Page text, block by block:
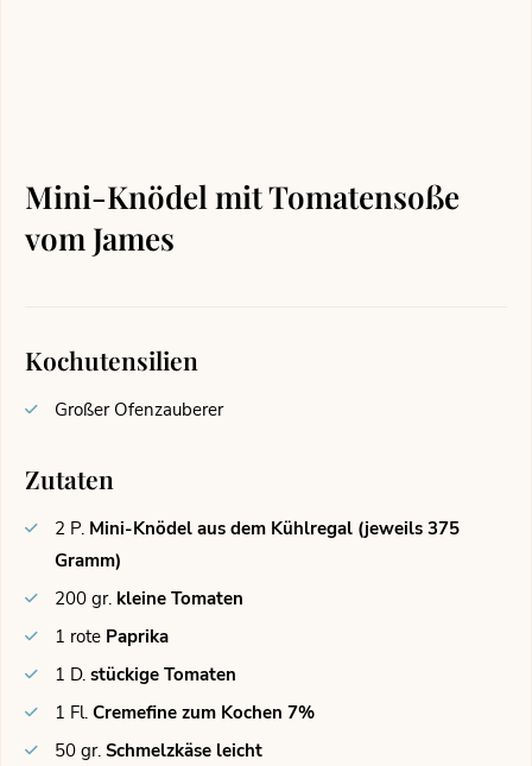
Mini-Knödel mit Tomatensoße
vom James
Kochutensilien
Großer Ofenzauberer
Zutaten
2 P. Mini-Knödel aus dem Kühlregal (jeweils 375
Gramm)
200 gr. kleine Tomaten
1 rote Paprika
1 D. stückige Tomaten
1 Fl. Cremefine zum Kochen 7%
50 gr. Schmelzkäse leicht